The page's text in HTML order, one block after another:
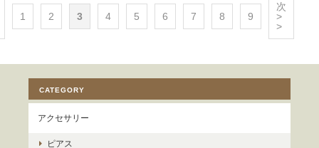
1 2 3 4 5 6 7 8 9
次
>
>
CATEGORY
アクセサリー
ピアス